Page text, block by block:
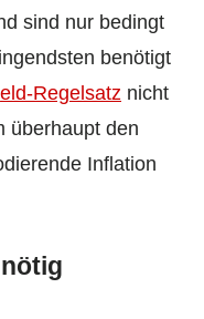
sind nur bedingt
benötigt
Regelsatz nicht
überhaupt den
Inflation